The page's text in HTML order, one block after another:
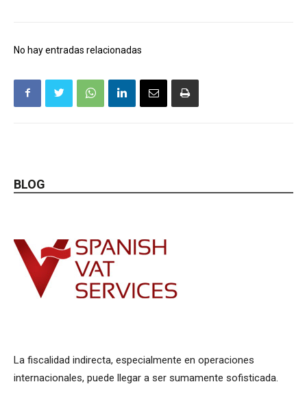
No hay entradas relacionadas
BLOG
La fiscalidad indirecta, especialmente en operaciones
internacionales, puede llegar a ser sumamente sofisticada.